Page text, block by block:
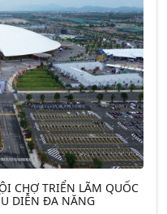
CHỢ TRIỂN LÃM QUỐC
DIỄN ĐA NĂNG